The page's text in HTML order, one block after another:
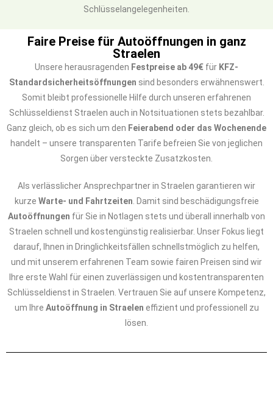
Schlüsselangelegenheiten.
Faire Preise für Autoöffnungen in ganz
Straelen
Unsere herausragenden Festpreise ab 49€ für KFZ-
Standardsicherheitsöffnungen sind besonders erwähnenswert.
Somit bleibt professionelle Hilfe durch unseren erfahrenen
Schlüsseldienst Straelen auch in Notsituationen stets bezahlbar.
Ganz gleich, ob es sich um den Feierabend oder das Wochenende
handelt – unsere transparenten Tarife befreien Sie von jeglichen
Sorgen über versteckte Zusatzkosten.
Als verlässlicher Ansprechpartner in Straelen garantieren wir
kurze Warte- und Fahrtzeiten . Damit sind beschädigungsfreie
Autoöffnungen für Sie in Notlagen stets und überall innerhalb von
Straelen schnell und kostengünstig realisierbar. Unser Fokus liegt
darauf, Ihnen in Dringlichkeitsfällen schnellstmöglich zu helfen,
und mit unserem erfahrenen Team sowie fairen Preisen sind wir
Ihre erste Wahl für einen zuverlässigen und kostentransparenten
Schlüsseldienst in Straelen. Vertrauen Sie auf unsere Kompetenz,
um Ihre Autoöffnung in Straelen effizient und professionell zu
lösen.